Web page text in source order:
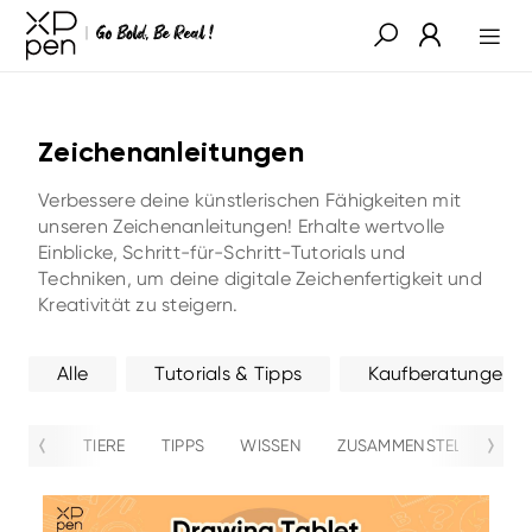
Zeichenanleitungen
Verbessere deine künstlerischen Fähigkeiten mit
unseren Zeichenanleitungen! Erhalte wertvolle
Einblicke, Schritt-für-Schritt-Tutorials und
Techniken, um deine digitale Zeichenfertigkeit und
Kreativität zu steigern.
Alle Tutorials & Tipps Kaufberatungen
TIERE TIPPS WISSEN ZUSAMMENSTELLUNG